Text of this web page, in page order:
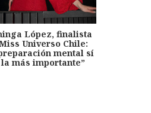
López, finalista
Universo Chile:
mental sí
la más importante”